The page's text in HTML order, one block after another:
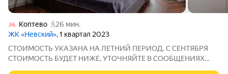
Коптево
26 мин.
ЖК «Невский», 1 квартал 2023
СТОИМОСТЬ УКАЗАНА НА ЛЕТНИЙ ПЕРИОД. С СЕНТЯБРЯ
СТОИМОСТЬ БУДЕТ НИЖЕ, УТОЧНЯЙТЕ В СООБЩЕНИЯХ